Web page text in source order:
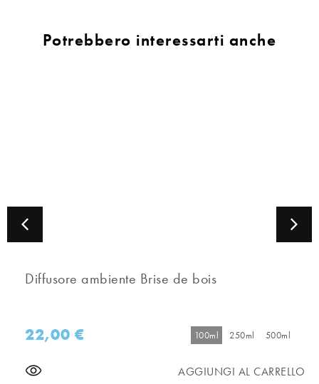
Potrebbero interessarti anche
Diffusore ambiente Brise de bois
22,00€ 100ml 250ml 500ml
AGGIUNGI AL CARRELLO